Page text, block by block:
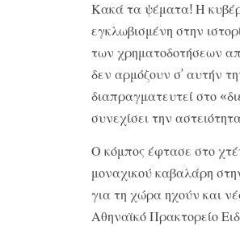
Κακά τα ψέματα! Η
εγκλωβισμένη στην
των χρηματοδοτήσεων
δεν αρμόζουν σ’ αυτήν
διαπραγματευτεί στο
συνεχίσει την
Ο κόμπος έφτασε στο
μοναχικού καβαλάρη
για τη χώρα ηχούν και
Αθηναϊκό Πρακτορείο